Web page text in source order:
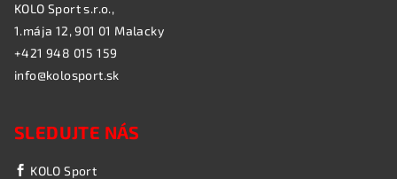
KOLO Sport s.r.o.,
1.mája 12, 901 01 Malacky
+421 948 015 159
info@kolosport.sk
SLEDUJTE NÁS
KOLO Sport